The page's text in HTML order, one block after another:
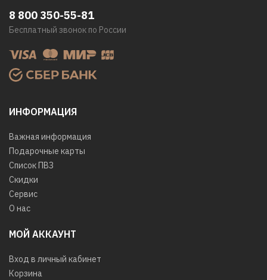
ИНФОРМАЦИЯ
Важная информация
Подарочные карты
Список ПВЗ
Скидки
Сервис
О нас
МОЙ АККАУНТ
Вход в личный кабинет
Корзина
8 800 350-55-81
Бесплатный звонок по России